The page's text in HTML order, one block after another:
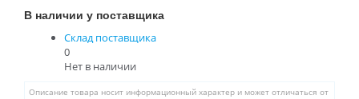
В наличии у поставщика
Склад поставщика
0
Нет в наличии
Описание товара носит информационный характер и может отличаться от